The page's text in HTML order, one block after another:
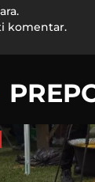
komentar.